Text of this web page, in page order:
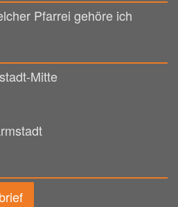
Pfarrei gehöre ich
Mitte